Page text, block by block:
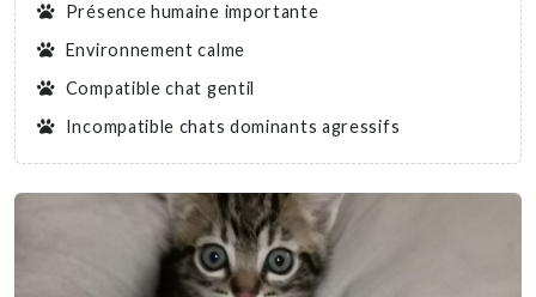
Présence humaine importante
Environnement calme
Compatible chat gentil
Incompatible chats dominants agressifs